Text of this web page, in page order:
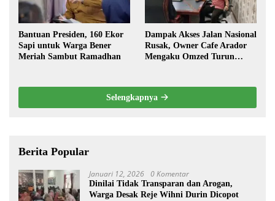
Bantuan Presiden, 160 Ekor
Sapi untuk Warga Bener
Meriah Sambut Ramadhan
Dampak Akses Jalan Nasional
Rusak, Owner Cafe Arador
Mengaku Omzed Turun
Selengkapnya
Berita Popular
Januari 12, 2026 0 Komentar
Dinilai Tidak Transparan dan Arogan,
Warga Desak Reje Wihni Durin Dicopot